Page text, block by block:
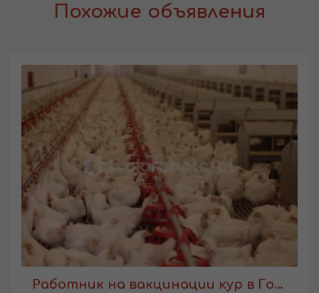
Похожие объявления
Работник на вакцинации кур в Голландии